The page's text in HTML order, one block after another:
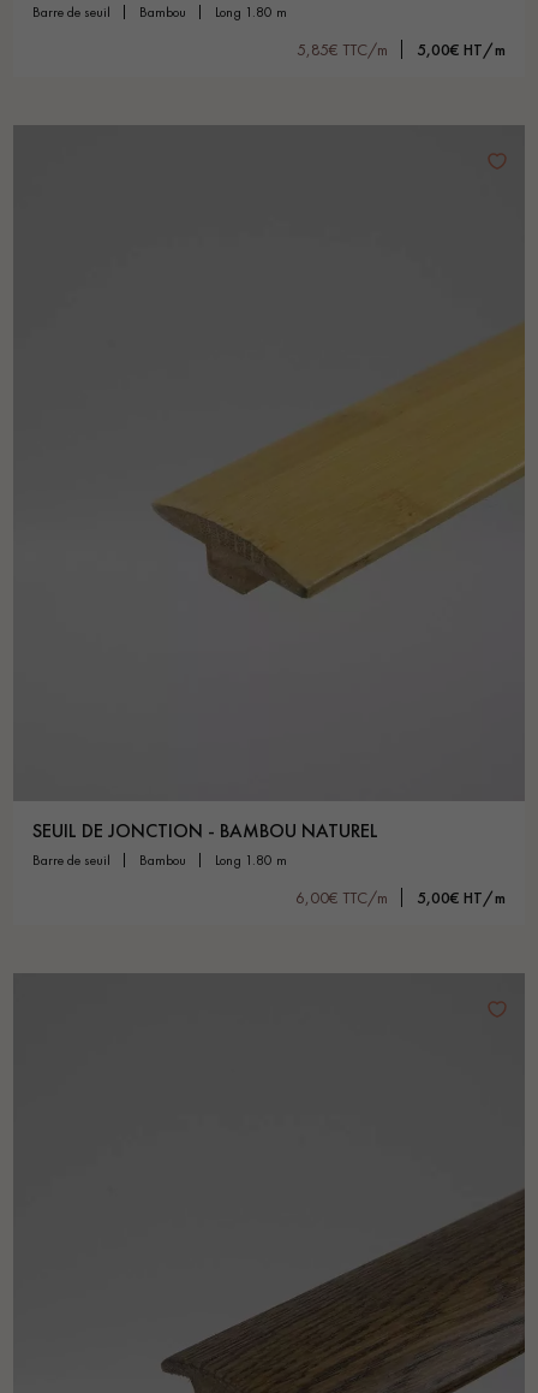
barre de seuil bambou long 1.80 m
5,85€ TTC/m 5,00€ HT/m
SEUIL DE JONCTION - BAMBOU NATUREL
barre de seuil bambou long 1.80 m
6,00€ TTC/m 5,00€ HT/m